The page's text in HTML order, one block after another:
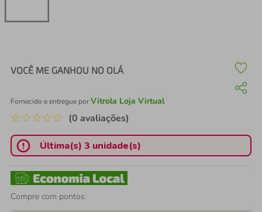
VOCÊ ME GANHOU NO OLÁ
Fornecido e entregue porVitrola Loja Virtual
☆☆☆☆☆ (0 avaliações)
Última(s) 3 unidade(s)
Compre com pontos: